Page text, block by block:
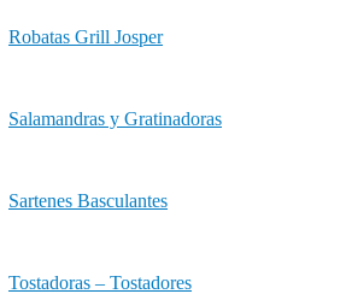
Robatas Grill Josper
Salamandras y Gratinadoras
Sartenes Basculantes
Tostadoras – Tostadores